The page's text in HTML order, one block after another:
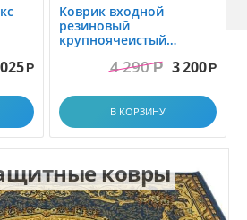
Р
Коврик вxодной
резиновый
крупноячеистый
1.0x1.5 м4 290 Р 3 200 Р
В КОРЗИНУ
ковры